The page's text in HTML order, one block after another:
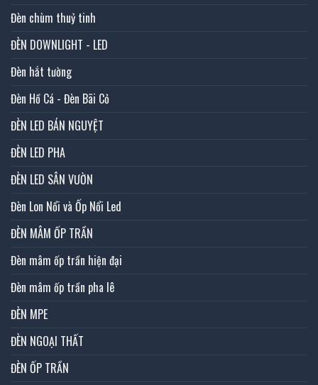
Đèn chùm thuỷ tinh
ĐÈN DOWNLIGHT - LED
Đèn hắt tường
Đèn Hồ Cá - Đèn Bãi Cỏ
ĐÈN LED BÁN NGUYỆT
ĐÈN LED PHA
ĐÈN LED SÂN VƯỜN
Đèn Lon Nổi và Ốp Nổi Led
ĐÈN MÂM ỐP TRẦN
Đèn mâm ốp trần hiện đại
Đèn mâm ốp trần pha lê
ĐÈN MPE
ĐÈN NGOẠI THẤT
ĐÈN ỐP TRẦN